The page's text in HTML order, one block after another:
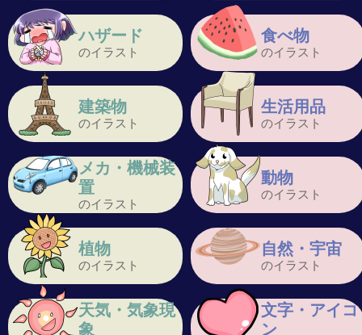
ハザード
のイラスト
食べ物
のイラスト
建築物
のイラスト
生活用品
のイラスト
メカ・機械装
置
のイラスト
動物
のイラスト
植物
のイラスト
自然・宇宙
のイラスト
天気・気象現
象
文字・アイコ
ン